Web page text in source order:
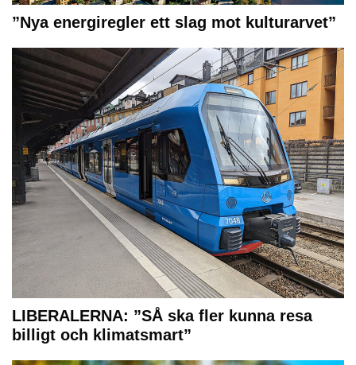
”Nya energiregler ett slag mot kulturarvet”
LIBERALERNA: ”SÅ ska fler kunna resa
billigt och klimatsmart”